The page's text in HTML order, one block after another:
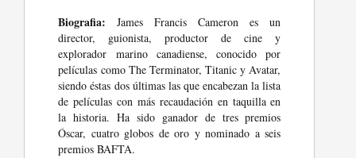
Biografia: James Francis Cameron es un
director, guionista, productor de cine y
explorador marino canadiense, conocido por
películas como The Terminator, Titanic y Avatar,
siendo éstas dos últimas las que encabezan la lista
de películas con más recaudación en taquilla en
la historia. Ha sido ganador de tres premios
Óscar, cuatro globos de oro y nominado a seis
premios BAFTA.